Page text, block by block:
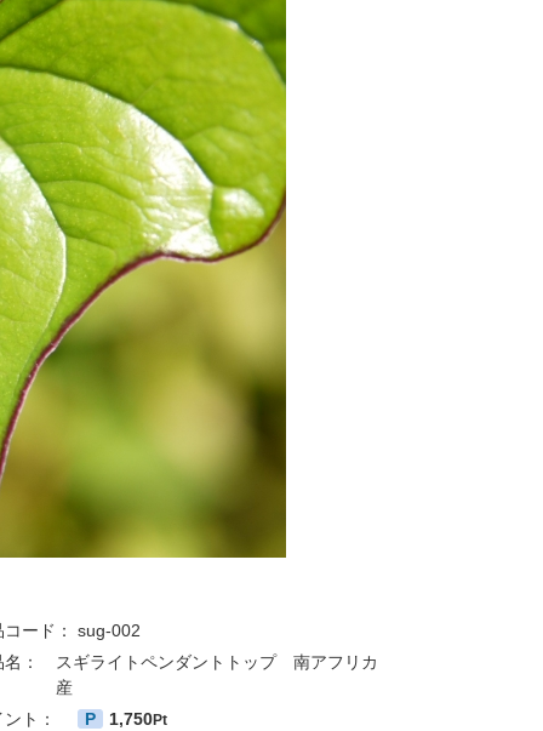
ード：
sug-002
：
スギライトペンダントトップ 南アフリカ
産
ト：
P 1,750Pt